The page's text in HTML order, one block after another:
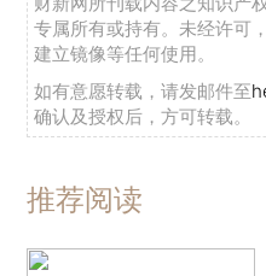
专属所有或持有。未经许可
建立镜像等任何使用。
如有意愿转载，请发邮件至
确认及授权后，方可转载。
推荐阅读